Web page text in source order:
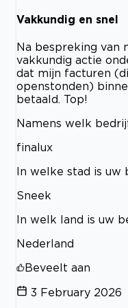
Vakkundig en snel
Na bespreking van
vakkundig actie
dat mijn facturen
openstonden)
betaald. Top!
Namens welk
finalux
In welke stad is uw
Sneek
In welk land is uw
Nederland
Beveelt aan
3 February 2026